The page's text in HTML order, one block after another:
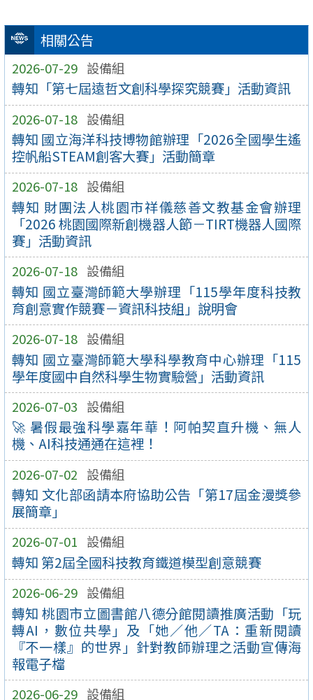
相關公告
2026-07-29 設備組
轉知「第七屆遠哲文創科學探究競賽」活動資訊
2026-07-18 設備組
轉知 國立海洋科技博物館辦理「2026全國學生遙
控帆船STEAM創客大賽」活動簡章
2026-07-18 設備組
轉知 財團法人桃園市祥儀慈善文教基金會辦理
「2026 桃園國際新創機器人節－TIRT機器人國際
賽」活動資訊
2026-07-18 設備組
轉知 國立臺灣師範大學辦理「115學年度科技教
育創意實作競賽－資訊科技組」說明會
2026-07-18 設備組
轉知 國立臺灣師範大學科學教育中心辦理「115
學年度國中自然科學生物實驗營」活動資訊
2026-07-03 設備組
🚀 暑假最強科學嘉年華！阿帕契直升機、無人
機、AI科技通通在這裡！
2026-07-02 設備組
轉知 文化部函請本府協助公告「第17屆金漫獎參
展簡章」
2026-07-01 設備組
轉知 第2屆全國科技教育鐵道模型創意競賽
2026-06-29 設備組
轉知 桃園市立圖書館八德分館閱讀推廣活動「玩
轉AI，數位共學」及「她／他／TA：重新閱讀
『不一樣』的世界」針對教師辦理之活動宣傳海
報電子檔
2026-06-29 設備組